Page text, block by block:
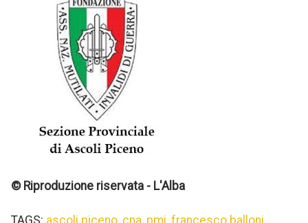
© Riproduzione riservata - L'Alba
TAGS: ascoli piceno, cna, pmi, francesco balloni